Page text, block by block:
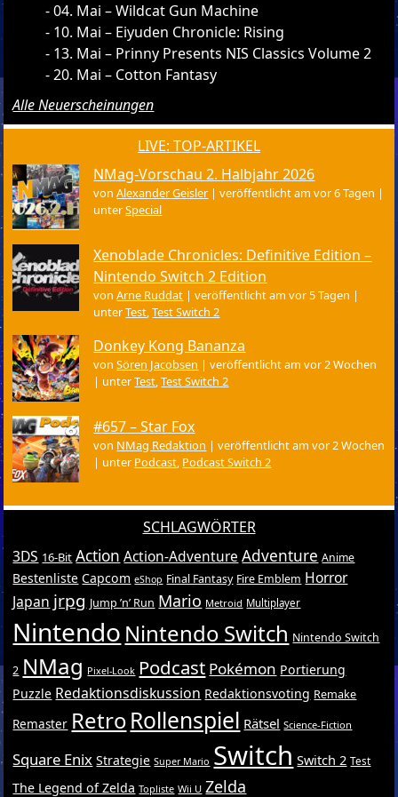
04. Mai – Wildcat Gun Machine
10. Mai – Eiyuden Chronicle: Rising
13. Mai – Prinny Presents NIS Classics Volume 2
20. Mai – Cotton Fantasy
Alle Neuerscheinungen
LIVE: TOP-ARTIKEL
NMag-Vorschau 2. Halbjahr 2026
vonAlexander Geisler |veröffentlicht am vor 6 Tagen |
unterSpecial
Xenoblade Chronicles: Definitive Edition –
Nintendo Switch 2 Edition
vonArne Ruddat |veröffentlicht am vor 5 Tagen |
unterTest,Test Switch 2
Donkey Kong Bananza
vonSören Jacobsen |veröffentlicht am vor 2 Wochen
| unterTest,Test Switch 2
#657 – Star Fox
von NMag Redaktion |veröffentlicht am vor 2 Wochen
| unter Podcast, Podcast Switch 2
SCHLAGWÖRTER
3DS 16-Bit Action Action-Adventure Adventure Anime
Bestenliste Capcom eShop Final Fantasy Fire Emblem Horror
Japan jrpg Jump ’n’ Run Mario Metroid Multiplayer
Nintendo Nintendo Switch Nintendo Switch
2 NMag Pixel-Look Podcast Pokémon Portierung
Puzzle Redaktionsdiskussion Redaktionsvoting Remake
Remaster RetroRollenspiel Rätsel Science-Fiction
Square Enix Strategie Super Mario Switch Switch 2 Test
The Legend of Zelda Topliste Wii U Zelda